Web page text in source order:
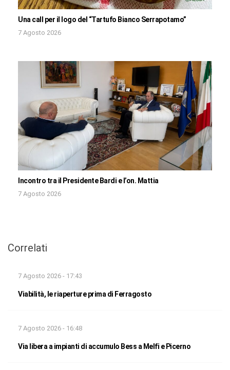
Una call per il logo del “Tartufo Bianco Serrapotamo”
7 Agosto 2026
Incontro tra il Presidente Bardi e l’on. Mattia
7 Agosto 2026
Correlati
7 Agosto 2026 - 17:43
Viabilità, le riaperture prima di Ferragosto
7 Agosto 2026 - 16:48
Via libera a impianti di accumulo Bess a Melfi e Picerno